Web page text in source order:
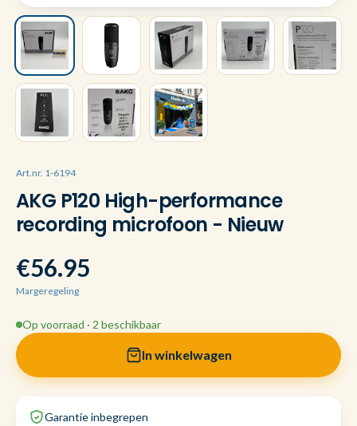
Art.nr. 1-6194
AKG P120 High-performance
recording microfoon - Nieuw
€56.95
Margeregeling
Op voorraad · 2 beschikbaar
In winkelwagen
Garantie inbegrepen